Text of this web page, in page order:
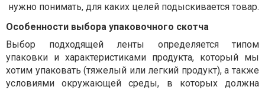
нужно понимать, для каких целей подыскивается товар.
Особенности выбора упаковочного скотча
Выбор подходящей ленты определяется типом
упаковки и характеристиками продукта, который мы
хотим упаковать (тяжелый или легкий продукт), а также
условиями окружающей среды, в которых должна